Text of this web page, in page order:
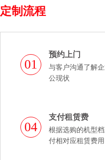
定制流程
01
预约上门
与客户沟通了解
公现状
04
支付租赁费
根据选购的机型
付相对应租赁费用